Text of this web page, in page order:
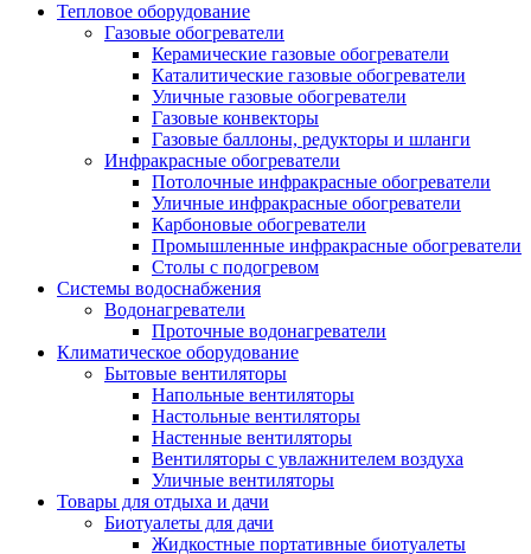
Тепловое оборудование
Газовые обогреватели
Керамические газовые обогреватели
Каталитические газовые обогреватели
Уличные газовые обогреватели
Газовые конвекторы
Газовые баллоны, редукторы и шланги
Инфракрасные обогреватели
Потолочные инфракрасные обогреватели
Уличные инфракрасные обогреватели
Карбоновые обогреватели
Промышленные инфракрасные обогреватели
Столы с подогревом
Системы водоснабжения
Водонагреватели
Проточные водонагреватели
Климатическое оборудование
Бытовые вентиляторы
Напольные вентиляторы
Настольные вентиляторы
Настенные вентиляторы
Вентиляторы с увлажнителем воздуха
Уличные вентиляторы
Товары для отдыха и дачи
Биотуалеты для дачи
Жидкостные портативные биотуалеты